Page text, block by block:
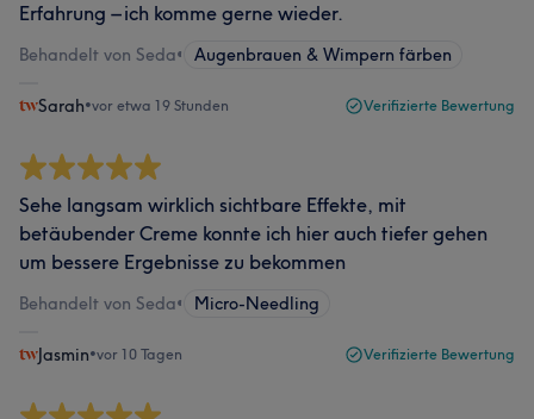
Erfahrung – ich komme gerne wieder.
Behandelt von Seda• Augenbrauen & Wimpern färben
Sarah•vor etwa 19 Stunden Verifizierte Bewertung
Sehe langsam wirklich sichtbare Effekte, mit
betäubender Creme konnte ich hier auch tiefer gehen
um bessere Ergebnisse zu bekommen
Behandelt von Seda• Micro-Needling
Jasmin•vor 10 Tagen Verifizierte Bewertung